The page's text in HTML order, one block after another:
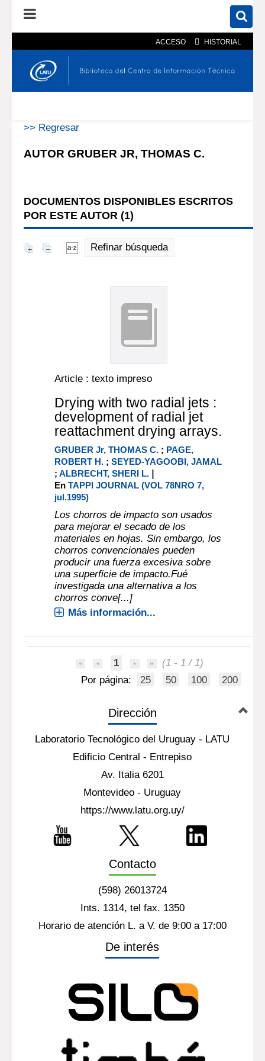
ACCESO HISTORIAL
En el catálogo En el sitio
>> Regresar
AUTOR GRUBER JR, THOMAS C.
DOCUMENTOS DISPONIBLES ESCRITOS
POR ESTE AUTOR (1)
Refinar búsqueda
Article : texto impreso
Drying with two radial jets :
development of radial jet
reattachment drying arrays.
GRUBER Jr, THOMAS C. ; PAGE,
ROBERT H. ;SEYED-YAGOOBI, JAMAL
;ALBRECHT, SHERI L. |
EnTAPPI JOURNAL (VOL 78NRO 7,
jul.1995)
Los chorros de impacto son usados
para mejorar el secado de los
materiales en hojas. Sin embargo, los
chorros convencionales pueden
producir una fuerza excesiva sobre
una superficie de impacto.Fué
investigada una alternativa a los
chorros conve[...]
Más información...
1
(1 - 1 / 1)
Por página:
25 50 100 200
Dirección
Laboratorio Tecnológico del Uruguay - LATU
Edificio Central - Entrepiso
Av. Italia 6201
Montevideo - Uruguay
https://www.latu.org.uy/
Contacto
(598) 26013724
Ints. 1314, tel fax. 1350
Horario de atención L. a V. de 9:00 a 17:00
De interés